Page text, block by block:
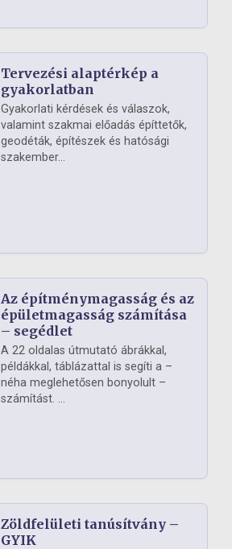
Tervezési alaptérkép a
gyakorlatban
Gyakorlati kérdések és válaszok,
valamint szakmai előadás építtetők,
geodéták, építészek és hatósági
szakember...
Az építménymagasság és az
épületmagasság számítása
– segédlet
A 22 oldalas útmutató ábrákkal,
példákkal, táblázattal is segíti a –
néha meglehetősen bonyolult –
számítást. ...
Zöldfelületi tanúsítvány –
GYIK